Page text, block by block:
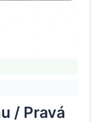
/ Pravá